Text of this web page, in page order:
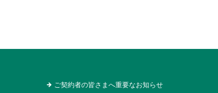
ご契約者の皆さまへ重要なお知らせ